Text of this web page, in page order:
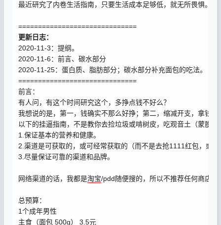
最近研究了内卷生活指南，只要生活成本足够低，就无所畏惧。
==============================
更新日志：
2020-11-3：提纲。
2020-11-6：前言、碳水部分
2020-11-25：蛋白质、脂肪部分；碳水部分补充面包的吃法。
==============================
前言：
有人问，有这个时间研究这个，多挣点钱不好么？
我想说的是，第一，钱确实不那么好挣；第二，缩减开支，拿钱
以下的挂逼指南，不是教你去捡垃圾或啃树皮，吃观音土（蒙脱石
1.保证基本的营养和健康。
2.渠道是可获取的，或可经常获取的（而不是去抢1111红包，或抽
3.尽量保证可靠的渠道和品牌。
网络渠道的话，我都是淘宝/pdd随便搜的，所以不推荐任何商店。
总预算：
1个成年男性
主食（面包 500g） 3.5元